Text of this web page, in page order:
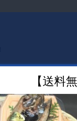
【送料